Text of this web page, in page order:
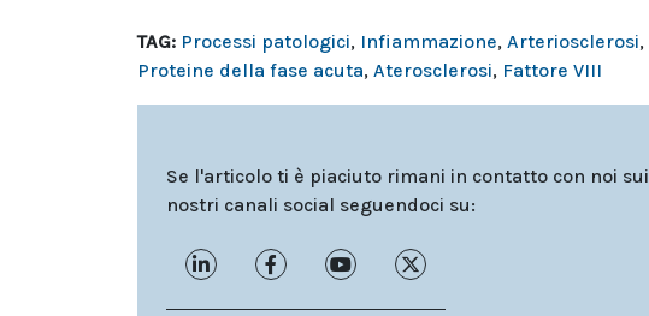
TAG: Processi patologici, Infiammazione, Arteriosclerosi,
Proteine della fase acuta, Aterosclerosi, Fattore VIII
Se l'articolo ti è piaciuto rimani in contatto con noi sui
nostri canali social seguendoci su: